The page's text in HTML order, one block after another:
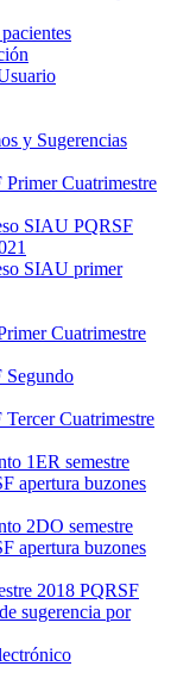
y Sugerencias
Cuatrimestre
SIAU PQRSF
SIAU primer
Cuatrimestre
Segundo
Cuatrimestre
1ER semestre
apertura buzones
2DO semestre
apertura buzones
2018 PQRSF
sugerencia por